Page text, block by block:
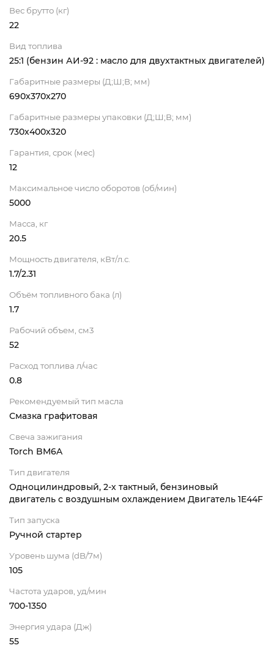
Вес брутто (кг)
22
Вид топлива
25:1 (бензин АИ-92 : масло для двухтактных двигателей)
Габаритные размеры (Д;Ш;В; мм)
690х370х270
Габаритные размеры упаковки (Д;Ш;В; мм)
730х400х320
Гарантия, срок (мес)
12
Максимальное число оборотов (об/мин)
5000
Масса, кг
20.5
Мощность двигателя, кВт/л.с.
1.7/2.31
Объём топливного бака (л)
1.7
Рабочий объем, см3
52
Расход топлива л/час
0.8
Рекомендуемый тип масла
Смазка графитовая
Свеча зажигания
Torch BM6A
Тип двигателя
Одноцилиндровый, 2-х тактный, бензиновый
двигатель с воздушным охлаждением Двигатель 1E44F
Тип запуска
Ручной стартер
Уровень шума (dB/7м)
105
Частота ударов, уд/мин
700-1350
Энергия удара (Дж)
55